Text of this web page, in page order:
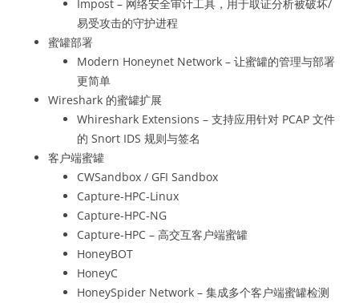
Impost – 网络安全审计工具，用于取证分析被破坏/
易受攻击的守护进程
蜜罐部署
Modern Honeynet Network – 让蜜罐的管理与部署
更简单
Wireshark 的蜜罐扩展
Whireshark Extensions – 支持应用针对 PCAP 文件
的 Snort IDS 规则与签名
客户端蜜罐
CWSandbox / GFI Sandbox
Capture-HPC-Linux
Capture-HPC-NG
Capture-HPC – 高交互客户端蜜罐
HoneyBOT
HoneyC
HoneySpider Network – 集成多个客户端蜜罐检测